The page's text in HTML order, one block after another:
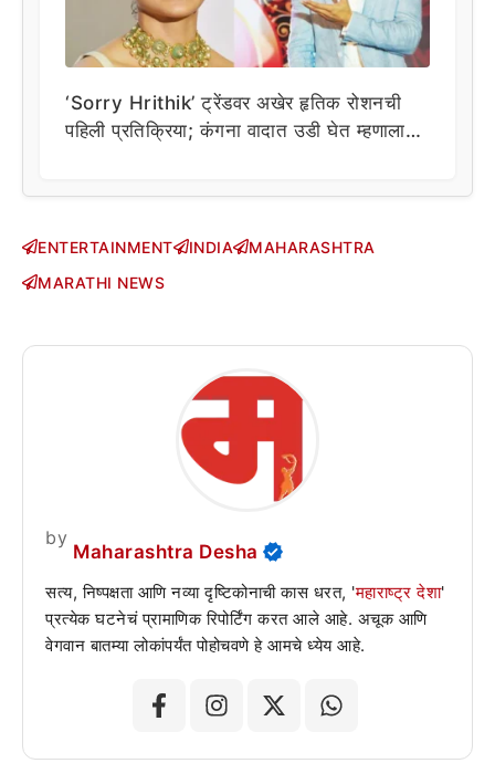
‘Sorry Hrithik’ ट्रेंडवर अखेर हृतिक रोशनची
पहिली प्रतिक्रिया; कंगना वादात उडी घेत म्हणाला…
ENTERTAINMENT INDIA
MAHARASHTRA
MARATHI NEWS
by
Maharashtra Desha
सत्य, निष्पक्षता आणि नव्या दृष्टिकोनाची कास धरत, 'महाराष्ट्र देशा'
प्रत्येक घटनेचं प्रामाणिक रिपोर्टिंग करत आले आहे. अचूक आणि
वेगवान बातम्या लोकांपर्यंत पोहोचवणे हे आमचे ध्येय आहे.